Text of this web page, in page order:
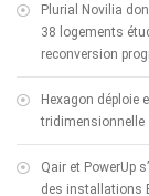
Plurial Novilia
38 logements
reconversion
Hexagon déploie
tridimensionnelle
Qair et PowerUp
des installations